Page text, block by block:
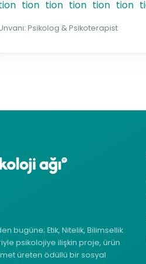
Psikolog & Psikoterapist
bugüne; Etik, Nitelik, Bilimsellik
psikolojiye ilişkin proje, ürün
üreten ödüllü bir sosyal